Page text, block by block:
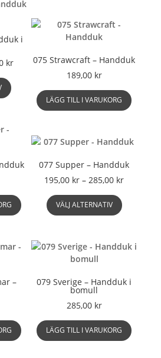
i
krPrisintervall:
285,00 kr
här
produkten
varianter.
olika
alternativen
väljas
på
075 Strawcraft – Handduk
189,00 kr
LÄGG TILL I VARUKORG
077 Supper – Handduk
195,00 kr – 285,00 kr
VÄLJ ALTERNATIV
här
flera
olika
väljas
på
– 079 Sverige – Handduk i
bomull
285,00 kr
LÄGG TILL I VARUKORG